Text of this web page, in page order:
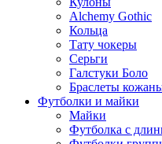
Alchemy Gothic
Кольца
Тату чокеры
Серьги
Галстуки Боло
Браслеты
Футболки и майки
Майки
Футболка с